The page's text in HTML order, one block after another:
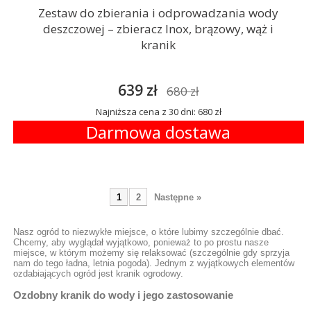
Zestaw do zbierania i odprowadzania wody
deszczowej – zbieracz Inox, brązowy, wąż i
kranik
639 zł 680 zł
Najniższa cena z 30 dni: 680 zł
Darmowa dostawa
1 2 Następne »
Nasz ogród to niezwykłe miejsce, o które lubimy szczególnie dbać.
Chcemy, aby wyglądał wyjątkowo, ponieważ to po prostu nasze
miejsce, w którym możemy się relaksować (szczególnie gdy sprzyja
nam do tego ładna, letnia pogoda). Jednym z wyjątkowych elementów
ozdabiających ogród jest kranik ogrodowy.
Ozdobny kranik do wody i jego zastosowanie